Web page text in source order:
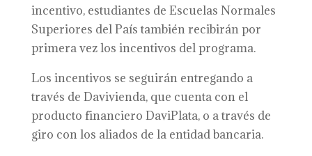
incentivo, estudiantes de Escuelas Normales
Superiores del País también recibirán por
primera vez los incentivos del programa.
Los incentivos se seguirán entregando a
través de Davivienda, que cuenta con el
producto financiero DaviPlata, o a través de
giro con los aliados de la entidad bancaria.